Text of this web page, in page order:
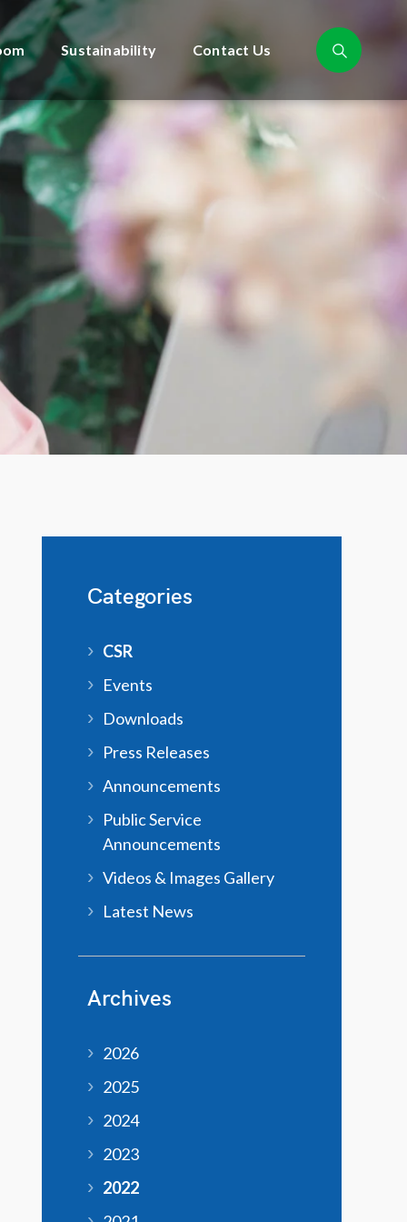
Sustainability Contact Us
Categories
CSR
Events
Downloads
Press Releases
Announcements
Public Service
Announcements
Videos & Images Gallery
Latest News
Archives
2026
2025
2024
2023
2022